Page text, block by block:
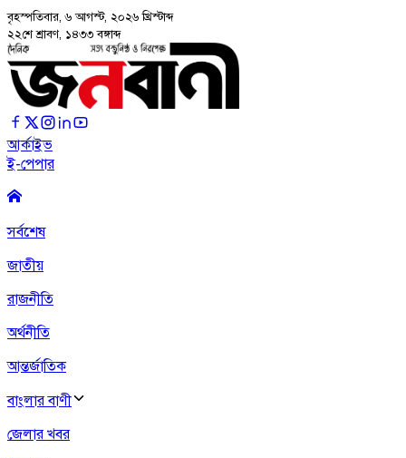
বৃহস্পতিবার, ৬ আগস্ট, ২০২৬ খ্রিস্টাব্দ
২২শে শ্রাবণ, ১৪৩৩ বঙ্গাব্দ
আর্কাইভ
ই-পেপার
সর্বশেষ
জাতীয়
রাজনীতি
অর্থনীতি
আন্তর্জাতিক
বাংলার বাণী
জেলার খবর